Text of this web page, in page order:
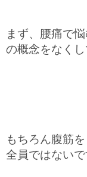
まず、腰痛で
の概念をなく
もちろん腹筋
全員ではないで